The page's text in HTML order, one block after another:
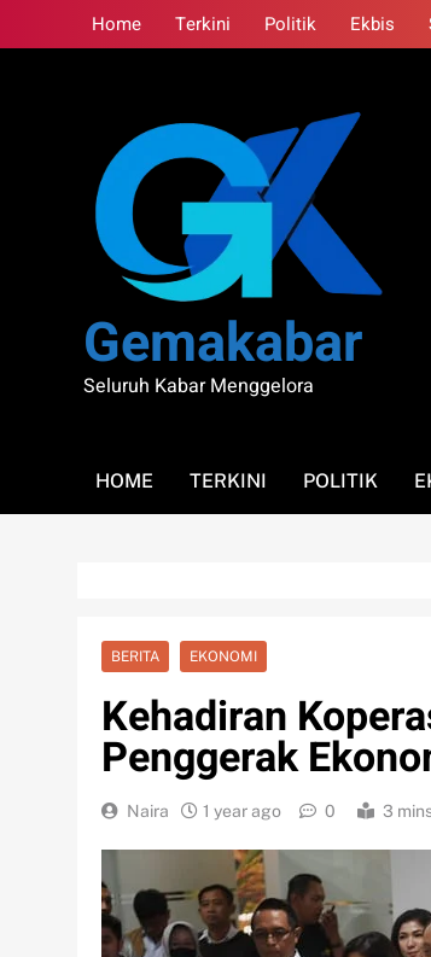
to
Home Terkini Politik Ekbis
Gemakabar
Seluruh Kabar Menggelora
HOME TERKINI POLITIK
BERITA EKONOMI
Kehadiran
Penggerak
Naira 1 year ago 0 3